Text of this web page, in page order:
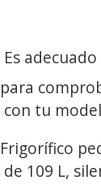
Es
para
con tu
Frigorífico
de 109 L,